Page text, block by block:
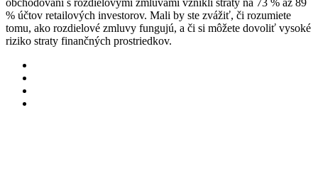
% účtov retailových investorov. Mali by ste zvážiť, či rozumiete
tomu, ako rozdielové zmluvy fungujú, a či si môžete dovoliť vysoké
riziko straty finančných prostriedkov.